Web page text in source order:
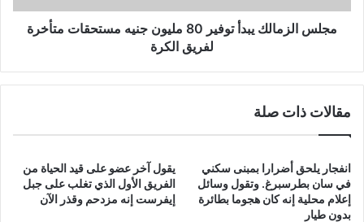
متأخرة
لفريق
مجلس الزمالك يبدأ توفير 80 مليون جنيه مستحقات متأخرة
لفريق الكرة
مقالات ذات صلة
انفجار يلحق أضرارا بمبنى سكني
في سان بطرسبرغ. وتقول وسائل
إعلام محلية إنه كان هجوما بطائرة
بدون طيار
يقول آخر عضو على قيد الحياة من
الفريق الأول الذي تغلب على جبل
إيفرست إنه مزدحم وقذر الآن